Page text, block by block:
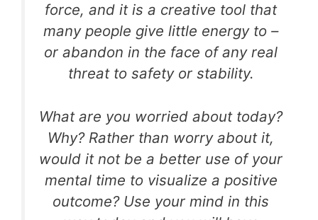
force, and it is a creative tool that
many people give little energy to –
or abandon in the face of any real
threat to safety or stability.
What are you worried about today?
Why? Rather than worry about it,
would it not be a better use of your
mental time to visualize a positive
outcome? Use your mind in this